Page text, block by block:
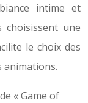
intime et
choisissent une
le choix des
animations.
« Game of